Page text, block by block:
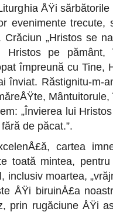
ÅŸi
evenimente trecute,
„Hristos se
Hristos pe pământ,
împreună cu Tine,
înviat. Răstignitu-m-
Mântuitorule,
„Învierea lui
de păcat.”.
cartea
toată mintea,
inclusiv moartea,
ÅŸi biruinÅ£a
prin rugăciune ÅŸi